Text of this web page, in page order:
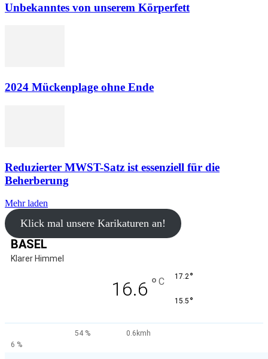
Unbekanntes von unserem Körperfett
2024 Mückenplage ohne Ende
Reduzierter MWST-Satz ist essenziell für die
Beherberung
Mehr laden
Klick mal unsere Karikaturen an!
BASEL
Klarer Himmel
16.6 ° C 17.2°
15.5 °
54 %
0.6kmh
6 %